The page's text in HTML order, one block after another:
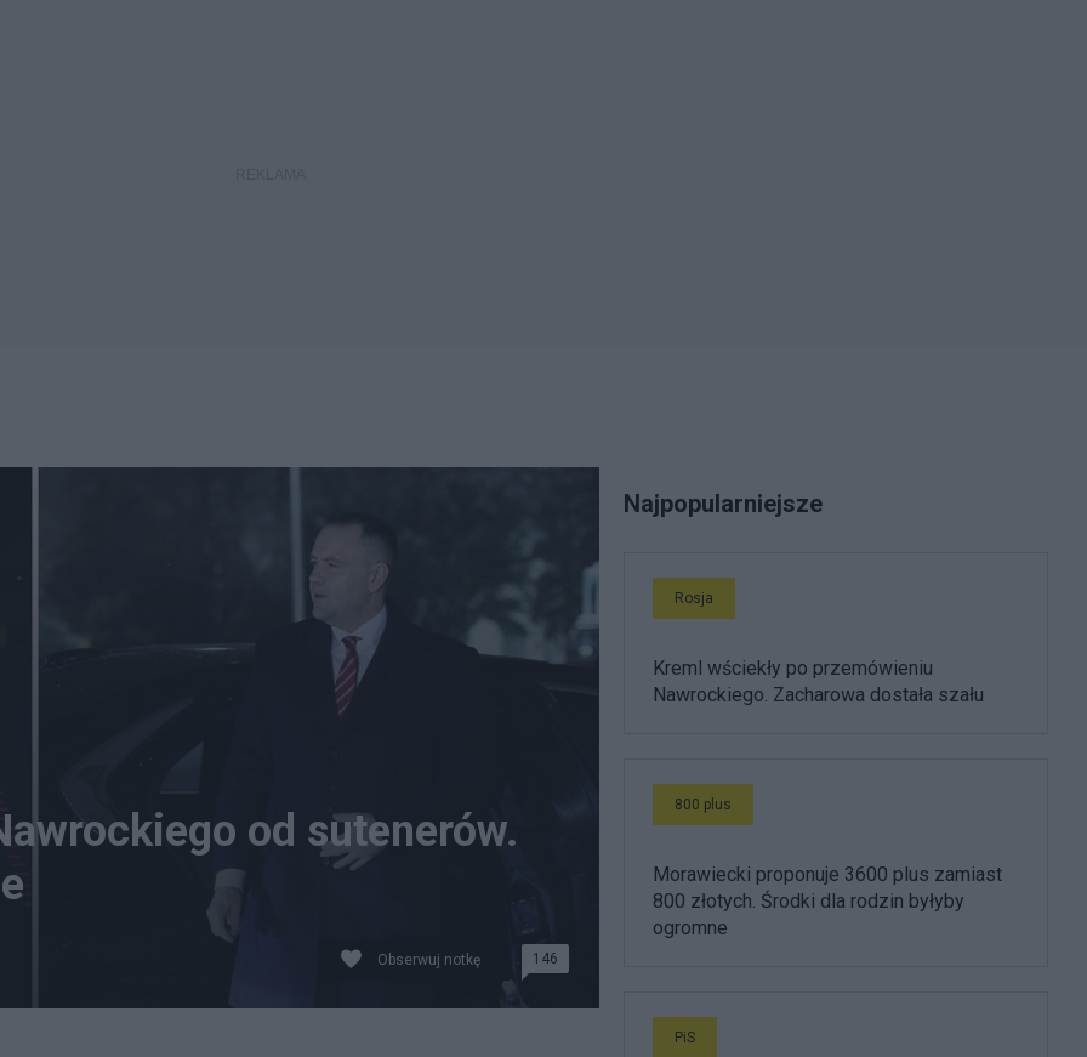
od sutenerów.
Obserwuj notkę 146
Najpopularniejsze
Rosja
Kreml wściekły po przemówieniu
Nawrockiego. Zacharowa dostała szału
800 plus
Morawiecki proponuje 3600 plus zamiast
800 złotych. Środki dla rodzin byłyby
ogromne
PiS